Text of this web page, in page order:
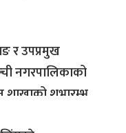
र उपप्रमुख
नगरपालिकाको
शाखाको शुभारम्भ